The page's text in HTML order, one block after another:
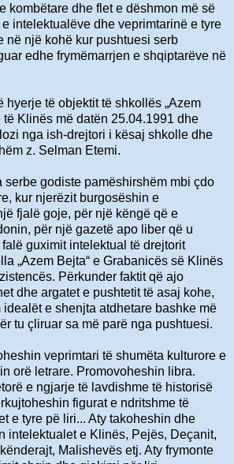
kombëtare dhe flet e dëshmon më së
intelektualëve dhe veprimtarinë e tyre
në një kohë kur pushtuesi serb
edhe frymëmarrjen e shqiptarëve në
hyerje të objektit të shkollës „Azem
të Klinës më datën 25.04.1991 dhe
nga ish-drejtori i kësaj shkolle dhe
z. Selman Etemi.
serbe godiste pamëshirshëm mbi çdo
kur njerëzit burgosëshin e
fjalë goje, për një këngë që e
për një gazetë apo liber që u
guximit intelektual të drejtorit
„Azem Bejta“ e Grabanicës së Klinës
Përkunder faktit që ajo
dhe argatet e pushtetit të asaj kohe,
e shenjta atdhetare bashke më
tu çliruar sa më parë nga pushtuesi.
veprimtari të shumëta kulturore e
orë letrare. Promovoheshin libra.
e ngjarje të lavdishme të historisë
figurat e ndritshme të
e tyre pë liri... Aty takoheshin dhe
intelektualet e Klinës, Pejës, Deçanit,
Malishevës etj. Aty frymonte